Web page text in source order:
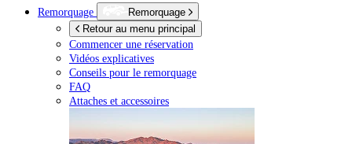
Remorquage
Remorquage
Retour au menu principal
Commencer une réservation
Vidéos explicatives
Conseils pour le remorquage
FAQ
Attaches et accessoires